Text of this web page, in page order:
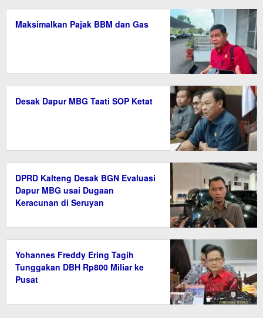
Maksimalkan Pajak BBM dan Gas
Desak Dapur MBG Taati SOP Ketat
DPRD Kalteng Desak BGN Evaluasi
Dapur MBG usai Dugaan
Keracunan di Seruyan
Yohannes Freddy Ering Tagih
Tunggakan DBH Rp800 Miliar ke
Pusat